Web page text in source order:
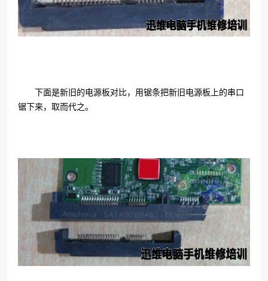
下面是新旧的电源板对比，用锯条把新旧电源板上的串口
锯下来，取而代之。